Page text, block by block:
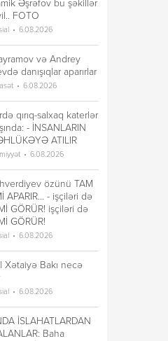
Əşrəfov bu şəkillər
FOTO
6.08.2026
və Andrey
danışıqlar aparırlar
6.08.2026
qırıq-salxaq katerlər
- İNSANLARIN
ATILIR
6.08.2026
özünü TAM
APARIR... - işçiləri də
GÖRÜR! işçiləri də
GÖRÜR!
6.08.2026
Xətaiyə Bakı necə
6.08.2026
İSLAHATLARDAN
Baha